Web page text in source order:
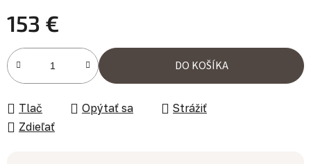
153 €
Jednotková cena:
DO KOŠÍKA
Tlač Opýtať sa
Strážiť
Zdieľať